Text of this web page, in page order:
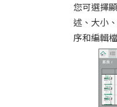
您可選擇
述、大小
序和編輯